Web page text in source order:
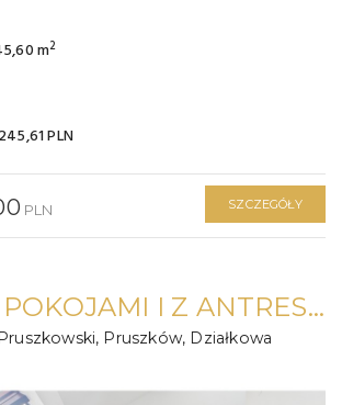
m2
PLN
PLN SZCZEGÓŁY
92 M2 Z 4 POKOJAMI I Z ANTRESOLĄ
Pruszków, Działkowa